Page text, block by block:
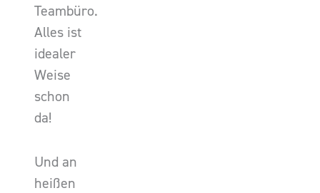
Teambüro.
Alles ist
idealer
Weise
schon
da!
Und an
heißen